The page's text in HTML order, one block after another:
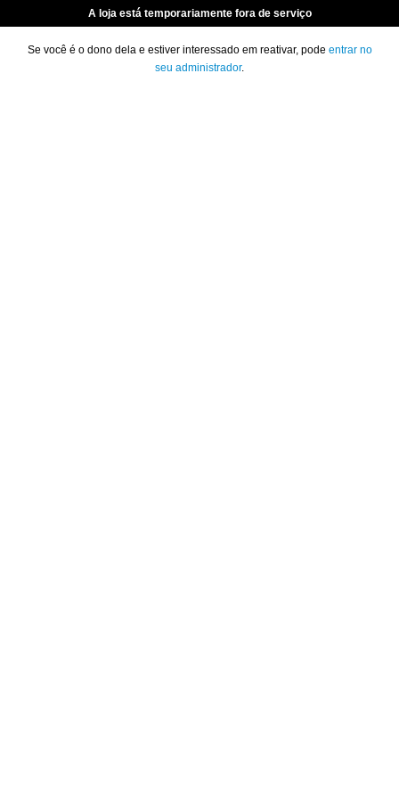
A loja está temporariamente fora de serviço
Se você é o dono dela e estiver interessado em reativar, pode entrar no
seu administrador.